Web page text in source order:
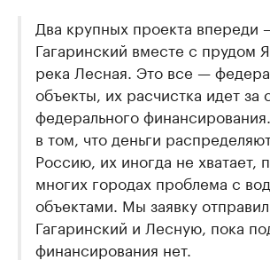
Два крупных проекта впереди
Гагаринский вместе с прудом
река Лесная. Это все —
объекты, их расчистка идет за
федерального
в том, что деньги
Россию, их иногда не хватает,
многих городах проблема с
объектами. Мы заявку
Гагаринский и Лесную, пока
финансирования нет.